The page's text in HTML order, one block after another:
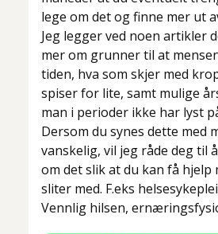
lege om det og finne mer ut
Jeg legger ved noen artikler
mer om grunner til at
tiden, hva som skjer med
spiser for lite, samt mulige
man i perioder ikke har lyst
Dersom du synes dette med
vanskelig, vil jeg råde deg til
om det slik at du kan få hjelp
sliter med. F.eks
Vennlig hilsen,